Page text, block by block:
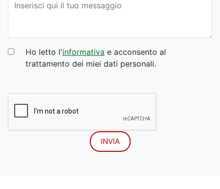
Ho letto l'informativa e acconsento al
trattamento dei miei dati personali.